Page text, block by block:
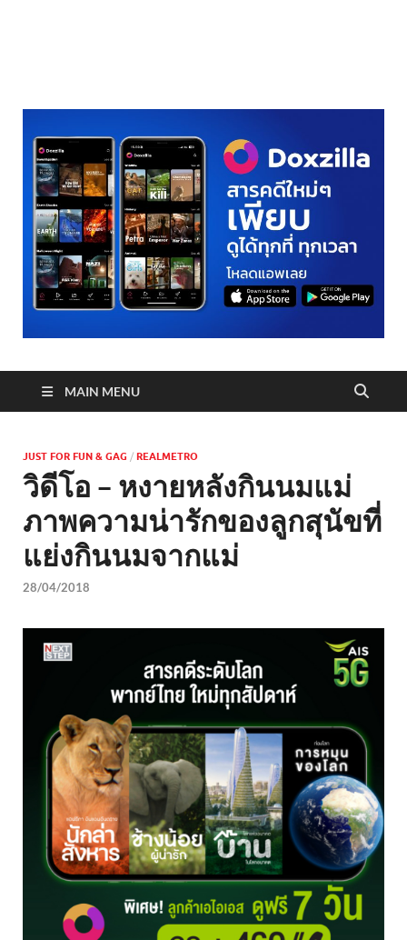
MAIN MENU
JUST FOR FUN & GAG / REALMETRO
วิดีโอ – หงายหลังกินนมแม่
ภาพความน่ารักของลูกสุนัขที่
แย่งกินนมจากแม่
28/04/2018